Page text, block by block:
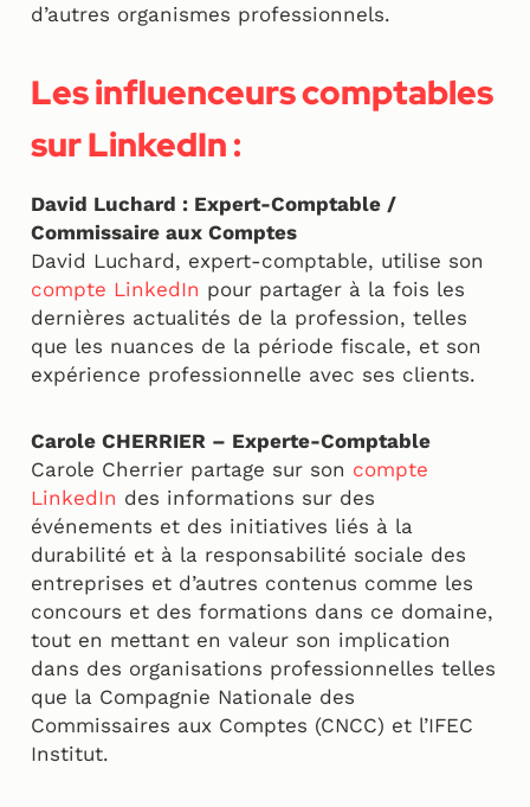
d’autres organismes professionnels.
Les influenceurs comptables
sur LinkedIn :
David Luchard : Expert-Comptable /
Commissaire aux Comptes
David Luchard, expert-comptable, utilise son
compte LinkedIn pour partager à la fois les
dernières actualités de la profession, telles
que les nuances de la période fiscale, et son
expérience professionnelle avec ses clients.
Carole CHERRIER – Experte-Comptable
Carole Cherrier partage sur son compte
LinkedIn des informations sur des
événements et des initiatives liés à la
durabilité et à la responsabilité sociale des
entreprises et d’autres contenus comme les
concours et des formations dans ce domaine,
tout en mettant en valeur son implication
dans des organisations professionnelles telles
que la Compagnie Nationale des
Commissaires aux Comptes (CNCC) et l’IFEC
Institut.